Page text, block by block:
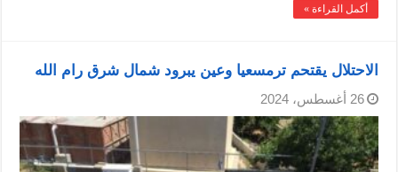
أكمل القراءة »
الاحتلال يقتحم ترمسعيا وعين يبرود شمال شرق رام الله
26 أغسطس، 2024